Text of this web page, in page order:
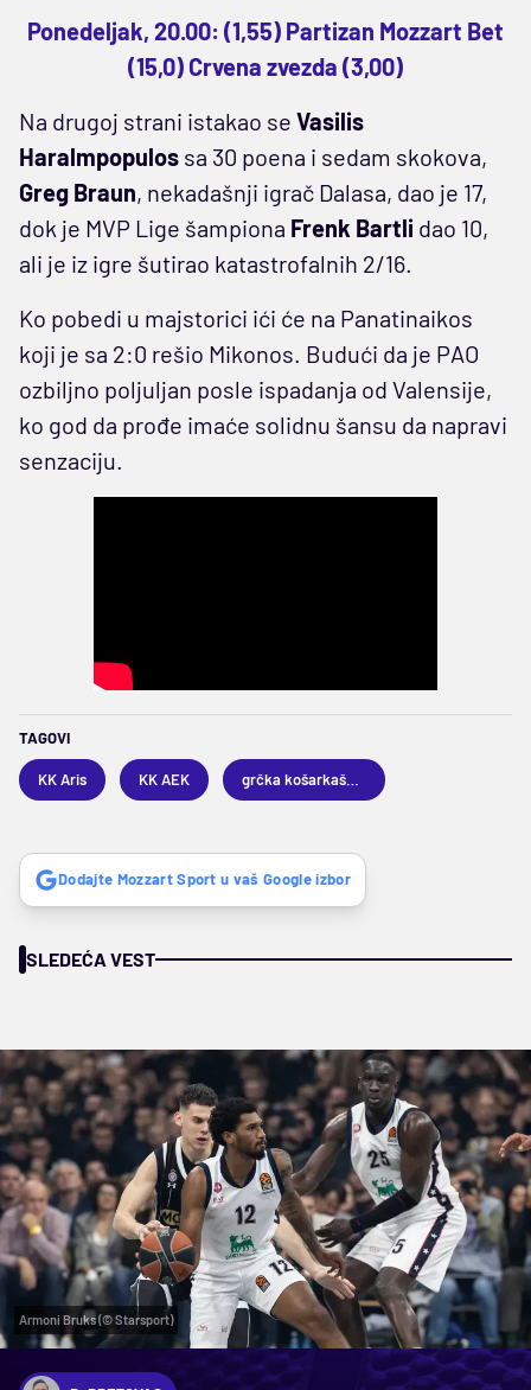
Ponedeljak, 20.00: (1,55) Partizan Mozzart Bet
(15,0) Crvena zvezda (3,00)
Na drugoj strani istakao se Vasilis
Haralmpopulos sa 30 poena i sedam skokova,
Greg Braun, nekadašnji igrač Dalasa, dao je 17,
dok je MVP Lige šampiona Frenk Bartli dao 10,
ali je iz igre šutirao katastrofalnih 2/16.
Ko pobedi u majstorici ići će na Panatinaikos
koji je sa 2:0 rešio Mikonos. Budući da je PAO
ozbiljno poljuljan posle ispadanja od Valensije,
ko god da prođe imaće solidnu šansu da napravi
senzaciju.
TAGOVI
KK Aris KK AEK
Dodajte Mozzart Sport u vaš Google izbor
SLEDEĆA VEST
Armoni Bruks (© Starsport)